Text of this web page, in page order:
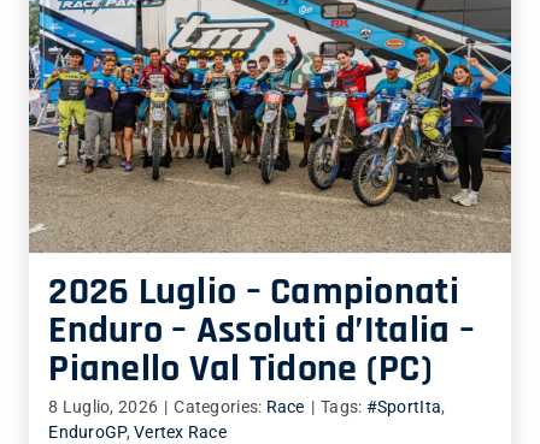
2026 Luglio – Campionati
Enduro – Assoluti d’Italia –
Pianello Val Tidone (PC)
8 Luglio, 2026 | Categories: Race | Tags: #SportIta,
EnduroGP,Vertex Race